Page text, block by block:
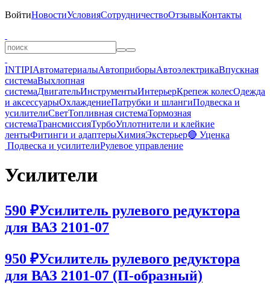
ВойтиНовостиУсловияСотрудничествоОтзывыКонтакты
INTIPIАвтоматериалыАвтоприборыАвтоэлектрикаВпускная
системаВыхлопная
системаДвигательИнструментыИнтерьерКрепеж колесОдежда
и аксессуарыОхлаждениеПатрубки и шлангиПодвеска и
усилителиСветТопливная системаТормозная
системаТрансмиссияТурбоУплотнители и клейкие
лентыФитинги и адаптерыХимияЭкстерьер🔴 Уценка
Подвеска и усилителиРулевое управление
Усилители
590 ₽Усилитель рулевого редуктора
для ВАЗ 2101-07
950 ₽Усилитель рулевого редуктора
для ВАЗ 2101-07 (П-образный)